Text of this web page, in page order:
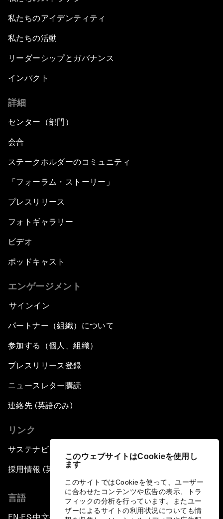
このウェブサイトはCookieを使用し
ます
このサイトではCookieを使って、ユーザー
に合わせたコンテンツや広告の表示、トラ
フィックの分析を行っています。またユー
ザーによるサイトの利用状況についても情
私たちのアイデンティティ
私たちの活動
リーダーシップとガバナンス
インパクト
詳細
センター（部門）
会合
ステークホルダーのコミュニティ
「フォーラム・ストーリー」
プレスリリース
フォトギャラリー
ビデオ
ポッドキャスト
エンゲージメント
サインイン
パートナー（組織）について
参加する（個人、組織）
プレスリリース登録
ニュースレター購読
連絡先 (英語のみ)
リンク
サステナビリティへの取り組み
採用情報 (英語のみ)
言語
▪ ▪ ▪